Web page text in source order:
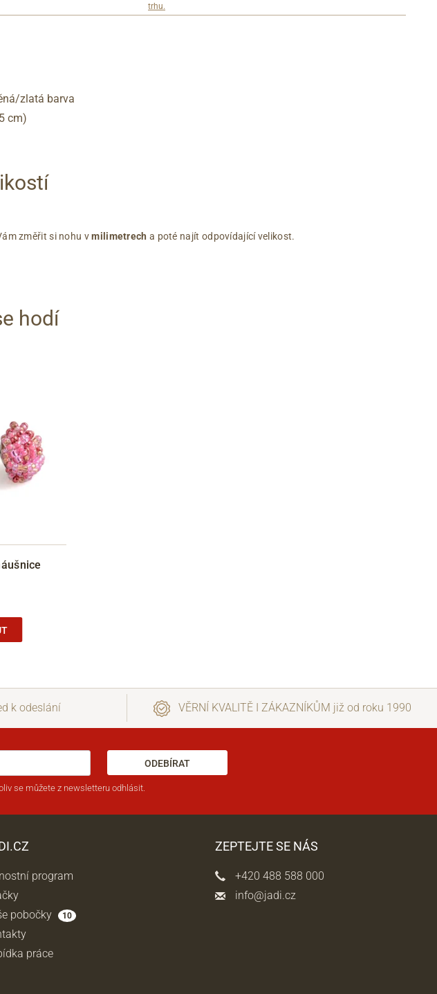
trhu.
zlatá barva
cm)
změřit si nohu vmilimetrech a poté najít odpovídající velikost.
hodí
k odeslání VĚRNÍ KVALITĚ I ZÁKAZNÍKŮM již od roku 1990
ODEBÍRAT
se můžete z newsletteru odhlásit.
program
pobočky
10
práce
ZEPTEJTE SE NÁS
+420 488 588 000
info@jadi.cz